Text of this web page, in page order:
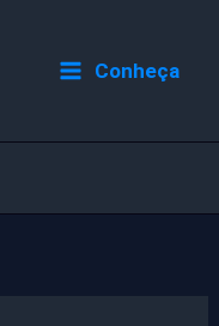
Conheça